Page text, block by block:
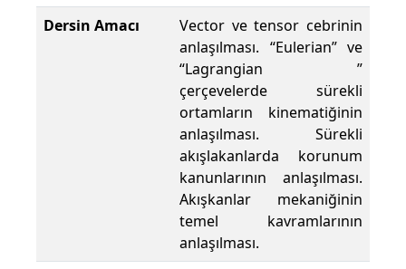
Dersin Amacı
Vector ve tensor cebrinin
anlaşılması. “Eulerian” ve
“Lagrangian ”
çerçevelerde sürekli
ortamların kinematiğinin
anlaşılması. Sürekli
akışlakanlarda korunum
kanunlarının anlaşılması.
Akışkanlar mekaniğinin
temel kavramlarının
anlaşılması.